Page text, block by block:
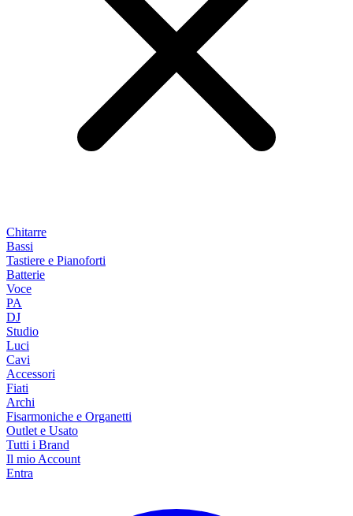
Chitarre
Bassi
Tastiere e Pianoforti
Batterie
Voce
PA
DJ
Studio
Luci
Cavi
Accessori
Fiati
Archi
Fisarmoniche e Organetti
Outlet e Usato
Tutti i Brand
Il mio Account
Entra